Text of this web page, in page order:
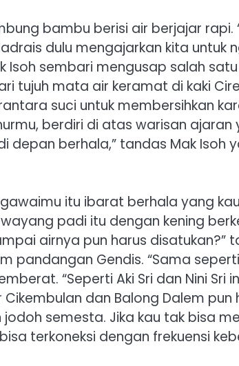
bambu berisi air berjajar
dulu mengajarkan kita untuk
Isoh sembari mengusap salah
tujuh mata air keramat di kaki
suci untuk membersihkan
berdiri di atas warisan
berhala,” tandas Mak Isoh
gawaimu itu ibarat berhala yang
padi itu dengan kening
airnya pun harus
pandangan Gendis. “Sama
“Seperti Aki Sri dan Nini
dan Balong Dalem pun
semesta. Jika kau tak bisa
terkoneksi dengan frekuensi